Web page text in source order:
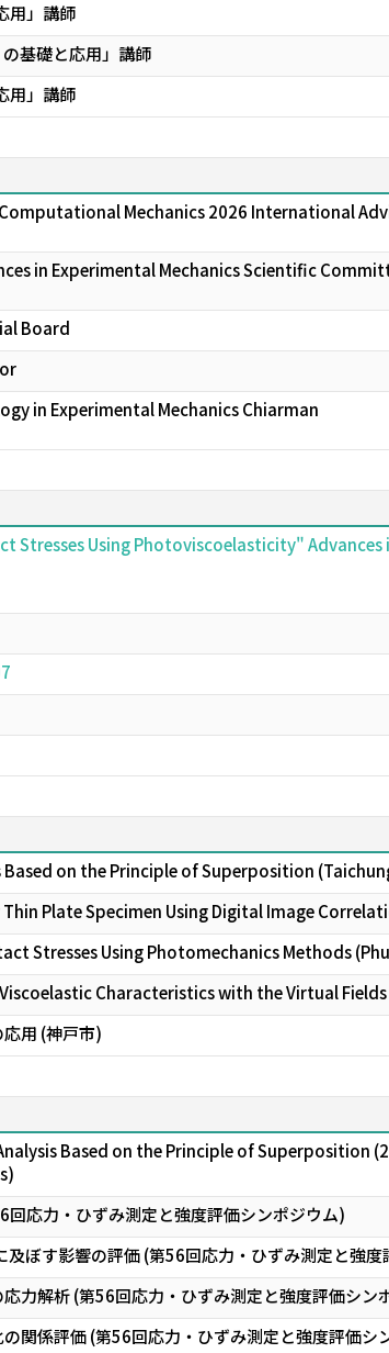
用」講師
基礎と応用」講師
用」講師
Mechanics 2026 International
in Experimental Mechanics Scientific
Board
in Experimental Mechanics Chiarman
Using Photoviscoelasticity" Advances
on the Principle of Superposition
Plate Specimen Using Digital Image
Stresses Using Photomechanics Methods
Characteristics with the Virtual
用 (神戸市)
Based on the Principle of Superposition
応力・ひずみ測定と強度評価シンポジウム)
ぼす影響の評価 (第56回応力・ひずみ測定と強
力解析 (第56回応力・ひずみ測定と強度評価シン
関係評価 (第56回応力・ひずみ測定と強度評価シ